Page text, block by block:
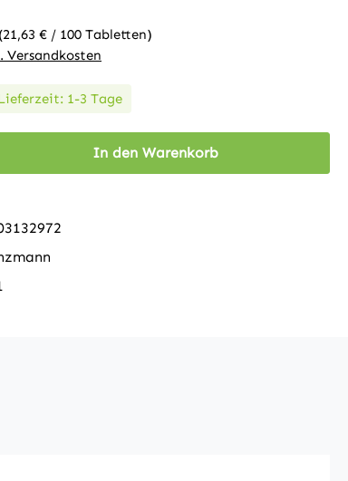
(21,63 € / 100 Tabletten)
Versandkosten
1-3 Tage
Gib den gewünschten Wert
In den Warenkorb